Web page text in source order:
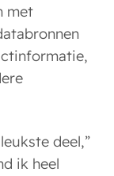
met
deel,”
ik heel